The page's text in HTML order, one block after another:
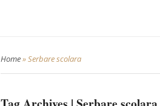
Home»Serbare scolara